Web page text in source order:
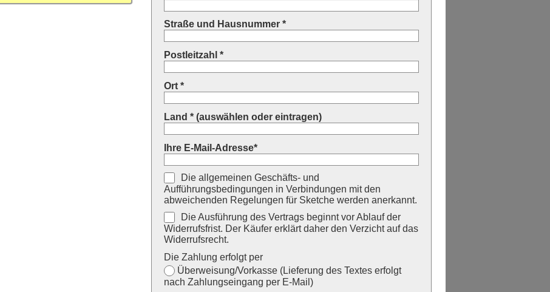
Straße und Hausnummer *
Postleitzahl *
Ort *
Land * (auswählen oder eintragen)
Ihre E-Mail-Adresse*
Die allgemeinen Geschäfts- und
Aufführungsbedingungen in Verbindungen mit den
abweichenden Regelungen für Sketche werden anerkannt.
Die Ausführung des Vertrags beginnt vor Ablauf der
Widerrufsfrist. Der Käufer erklärt daher den Verzicht auf das
Widerrufsrecht.
Die Zahlung erfolgt per
Überweisung/Vorkasse (Lieferung des Textes erfolgt
nach Zahlungseingang per E-Mail)